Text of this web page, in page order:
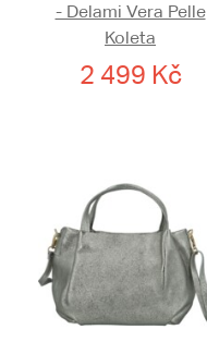
- Delami Vera Pelle
Koleta
2 499 Kč